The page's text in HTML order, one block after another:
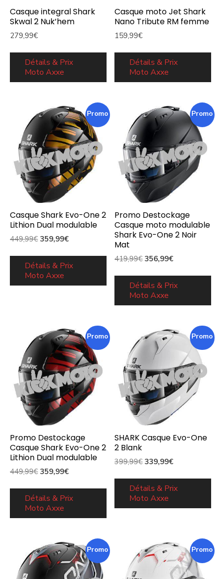
Casque integral Shark
Skwal 2 Nuk’hem
279,99€
Détails & Prix
Moto Axxe
Casque moto Jet Shark
Nano Tribute RM femme
159,99€
Détails & Prix
Moto Axxe
Promo !
Casque Shark Evo-One 2
Lithion Dual modulable
449,99€ Le
initial
était :
359,99€Le
actuel
Détails & Prix
Moto Axxe
Promo !
Promo Destockage
Casque moto modulable
Shark Evo-One 2 Noir
Mat
419,99€ Le
initial
était :
356,99€Le
actuel
Détails & Prix
Moto Axxe
Promo !
Promo Destockage
Casque Shark Evo-One 2
Lithion Dual modulable
449,99€ Le
initial
était :
359,99€Le
actuel
Détails & Prix
Moto Axxe
Promo !
SHARK Casque Evo-One
2 Blank
399,99€ Le
initial
était :
339,99€Le
actuel
Détails & Prix
Moto Axxe
Promo ! Promo !